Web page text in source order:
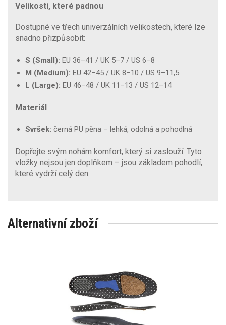
Velikosti, které padnou
Dostupné ve třech univerzálních velikostech, které lze
snadno přizpůsobit:
S (Small): EU 36–41 / UK 5–7 / US 6–8
M (Medium): EU 42–45 / UK 8–10 / US 9–11,5
L (Large): EU 46–48 / UK 11–13 / US 12–14
Materiál
Svršek: černá PU pěna – lehká, odolná a pohodlná
Dopřejte svým nohám komfort, který si zaslouží. Tyto
vložky nejsou jen doplňkem – jsou základem pohodlí,
které vydrží celý den.
Alternativní zboží